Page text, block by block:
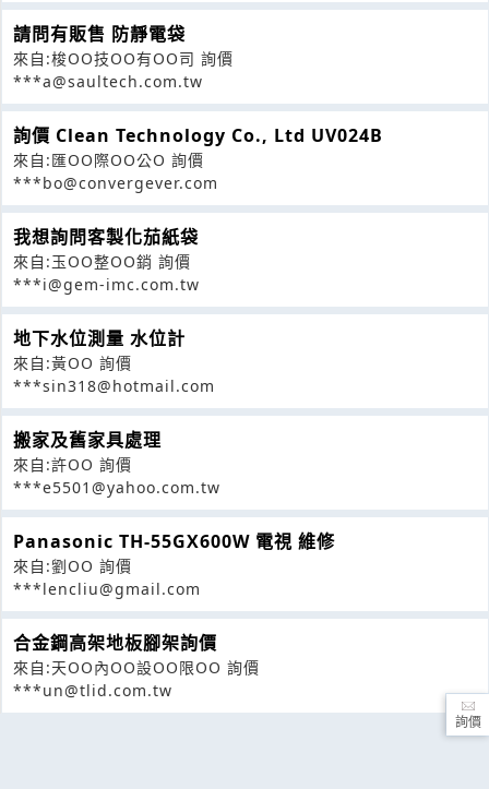
請問有販售 防靜電袋
來自:梭OO技OO有OO司 詢價
***a@saultech.com.tw
詢價 Clean Technology Co., Ltd UV024B
來自:匯OO際OO公O 詢價
***bo@convergever.com
我想詢問客製化茄紙袋
來自:玉OO整OO銷 詢價
***i@gem-imc.com.tw
地下水位測量 水位計
來自:黃OO 詢價
***sin318@hotmail.com
搬家及舊家具處理
來自:許OO 詢價
***e5501@yahoo.com.tw
Panasonic TH-55GX600W 電視 維修
來自:劉OO 詢價
***lencliu@gmail.com
合金鋼高架地板腳架詢價
來自:天OO內OO設OO限OO 詢價
***un@tlid.com.tw
詢價